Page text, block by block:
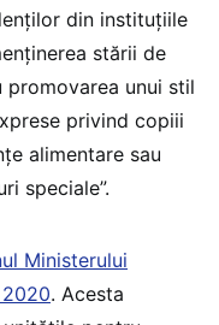
din instituțiile
stării de
unui stil
privind copiii
alimentare sau
speciale”.
Ministerului
. Acesta